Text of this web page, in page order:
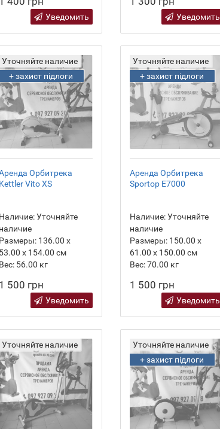
Уведомить Уведомить
Уточняйте наличие
+ захист підлоги
Орбитрека
Kettler Vito XS
Наличие:Уточняйте
наличие
Размеры:136.00 х
53.00 х 154.00 см
Вес: 56.00 кг
1 500 грн
Уведомить
Уточняйте наличие
+ захист підлоги
Аренда Орбитрека
Sportop E7000
Наличие:Уточняйте
наличие
Размеры:150.00 х
61.00 х 150.00 см
Вес:70.00 кг
1 500 грн
Уведомить
Уточняйте наличие
Уточняйте наличие
+ захист підлоги